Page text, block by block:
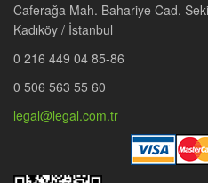
Caferağa Mah. Bahariye Cad.
Kadıköy / İstanbul
0 216 449 04 85-86
0 506 563 55 60
legal@legal.com.tr